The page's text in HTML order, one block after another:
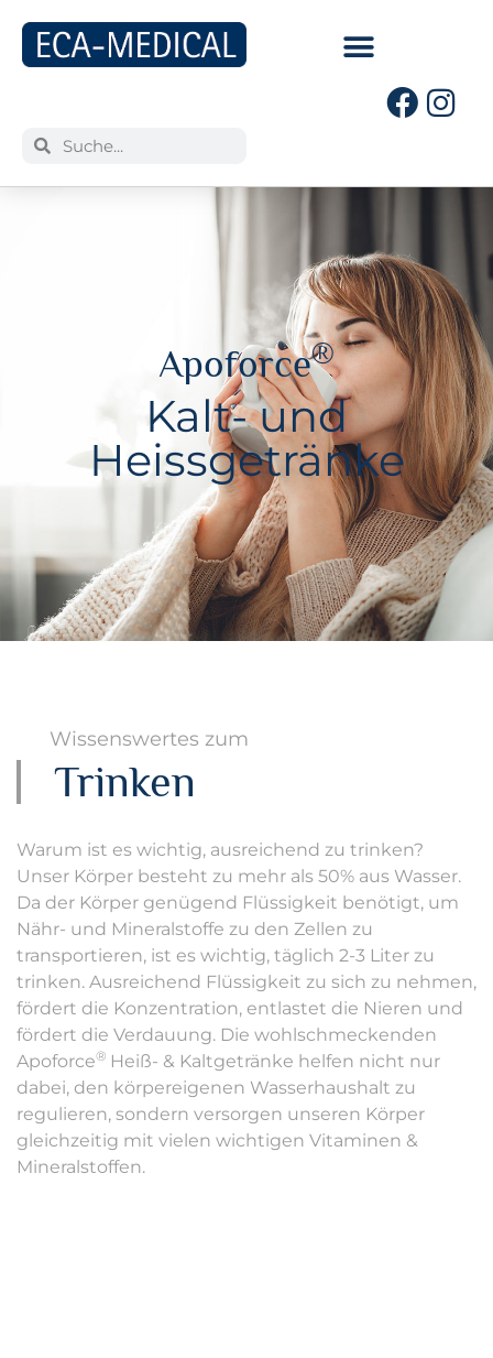
Apoforce®
Kalt- und
Heissgetränke
Wissenswertes zum
Trinken
Warum ist es wichtig, ausreichend zu trinken?
Unser Körper besteht zu mehr als 50% aus Wasser.
Da der Körper genügend Flüssigkeit benötigt, um
Nähr- und Mineralstoffe zu den Zellen zu
transportieren, ist es wichtig, täglich 2-3 Liter zu
trinken. Ausreichend Flüssigkeit zu sich zu nehmen,
fördert die Konzentration, entlastet die Nieren und
fördert die Verdauung. Die wohlschmeckenden
Apoforce® Heiß- & Kaltgetränke helfen nicht nur
dabei, den körpereigenen Wasserhaushalt zu
regulieren, sondern versorgen unseren Körper
gleichzeitig mit vielen wichtigen Vitaminen &
Mineralstoffen.